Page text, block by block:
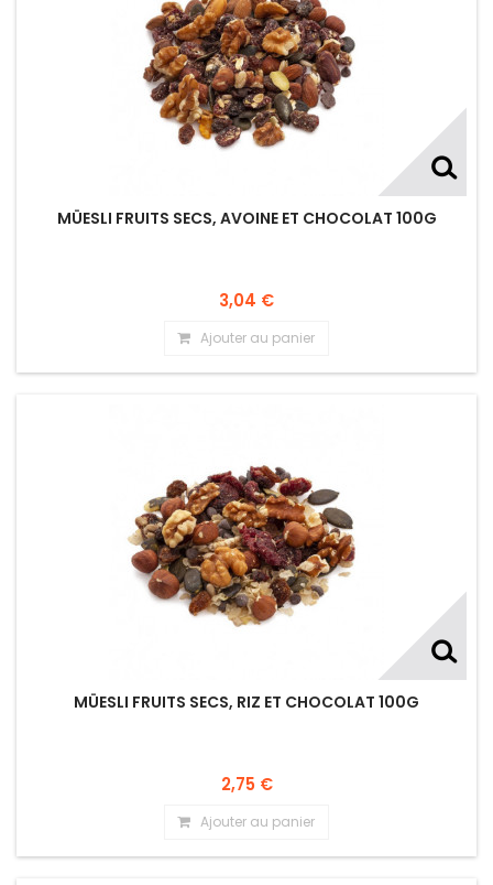
MÜESLI FRUITS SECS, AVOINE ET CHOCOLAT 100G
3,04 €
Ajouter au panier
MÜESLI FRUITS SECS, RIZ ET CHOCOLAT 100G
2,75 €
Ajouter au panier